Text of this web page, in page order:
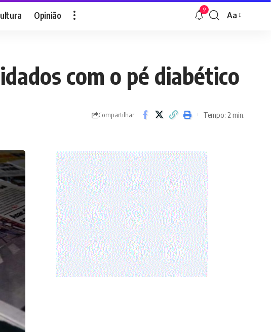
Opinião 9
Font
Aa
com o pé diabético
Compartilhar Tempo: 2 min.